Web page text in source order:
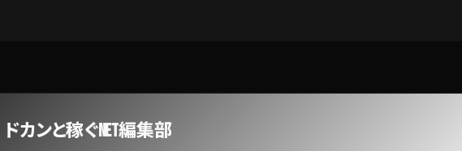
ドカンと稼ぐNET編集部